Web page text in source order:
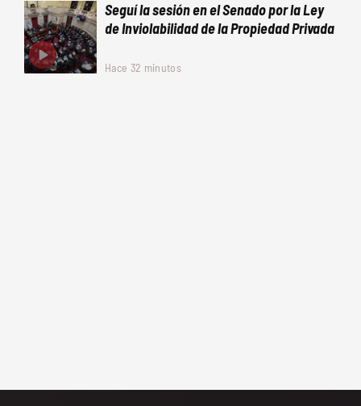
Seguí la sesión en el Senado por la Ley
de Inviolabilidad de la Propiedad Privada
Hace 32 minutos